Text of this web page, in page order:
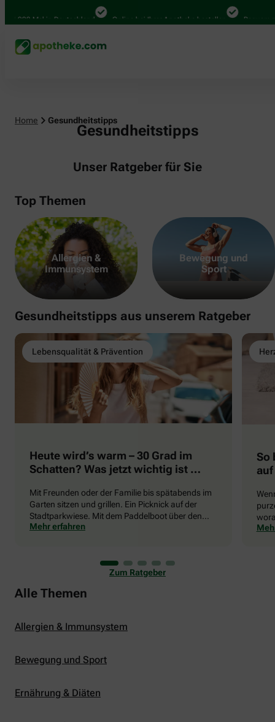
Mal in Deutschland Online bei Ihrer Apotheke bestellen Bequem
Home Gesundheitstipps
Gesundheitstipps
Unser Ratgeber für Sie
Top Themen
Allergien &
Immunsystem
Bewegung und
Sport
Gesundheitstipps aus unserem Ratgeber
Lebensqualität & Prävention
Heute wird’s warm – 30 Grad im
Schatten? Was jetzt wichtig ist …
Mit Freunden oder der Familie bis spätabends im
Garten sitzen und grillen. Ein Picknick auf der
Stadtparkwiese. Mit dem Paddelboot über den
See gleiten oder eine Radtour durch die blühende
er uns auch ganz schön zu schaffen. Wenn die
Temperaturen tagsüber auf mehr als 30 Grad
klettern und uns warme Tropennächte den Schlaf
rauben, sehnen wir uns oft nach einem
Mehr erfahren
So
die
Zum Ratgeber
Alle Themen
Allergien & Immunsystem
Bewegung und Sport
Ernährung & Diäten